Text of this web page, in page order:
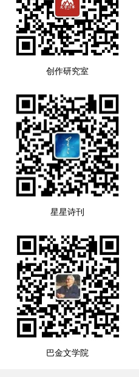
创作研究室
星星诗刊
巴金文学院